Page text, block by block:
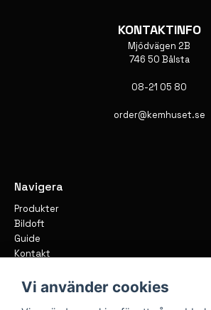
Navigera
Produkter
Bildoft
Guide
Kontakt
KONTAKTINFO
Mjödvägen 2B
746 50 Bålsta
08-21 05 80
order@kemhuset.se
Vi använder cookies